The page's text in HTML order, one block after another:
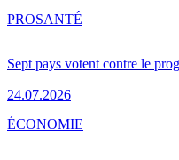
Sept pays votent contre le
24.07.2026
PROSANTÉ
ÉCONOMIE